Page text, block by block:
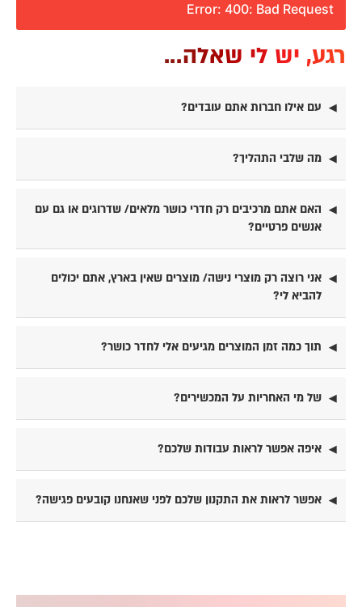
Error: 400: Bad Request
רגע, יש לי שאלה...
עם אילו חברות אתם עובדים?
מה שלבי התהליך?
האם אתם מרכיבים רק חדרי כושר מלאים/ שדרוגים או גם עם
אנשים פרטיים?
אני רוצה רק מוצרי נישה/ מוצרים שאין בארץ, אתם יכולים
להביא לי?
תוך כמה זמן המוצרים מגיעים אלי לחדר כושר?
של מי האחריות על המכשירים?
איפה אפשר לראות עבודות שלכם?
אפשר לראות את התקנון שלכם לפני שאנחנו קובעים פגישה?